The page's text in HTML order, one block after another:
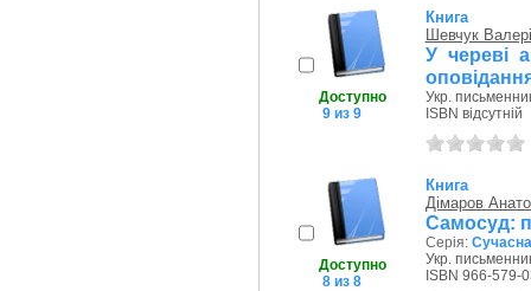
Доступно
9 из 9
Книга
Шевчук
У череві
Укр.
ISBN відсутній
Доступно
8 из 8
Книга
Дімаров
Самосуд:
Серія: Сучасна
Укр.
ISBN 966-579-